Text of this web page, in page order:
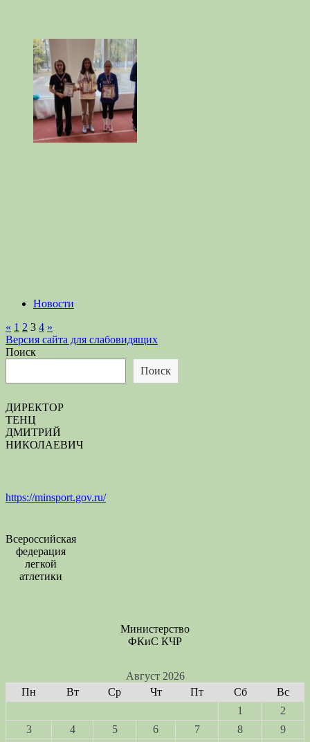
Новости
Навигация
по
« Предыдущие
записи
1 2 3 4 Следующие
записи
»
Версия сайта для слабовидящих
Поиск
Поиск
ДИРЕКТОР
ТЕНЦ
ДМИТРИЙ
НИКОЛАЕВИЧ
https://minsport.gov.ru/
Всероссийская
федерация
легкой
атлетики
Министерство
ФКиС КЧР
Август 2026
Пн
Вт Ср Чт Пт Сб
Вс
1
2
3
4 5 6 7 8 9